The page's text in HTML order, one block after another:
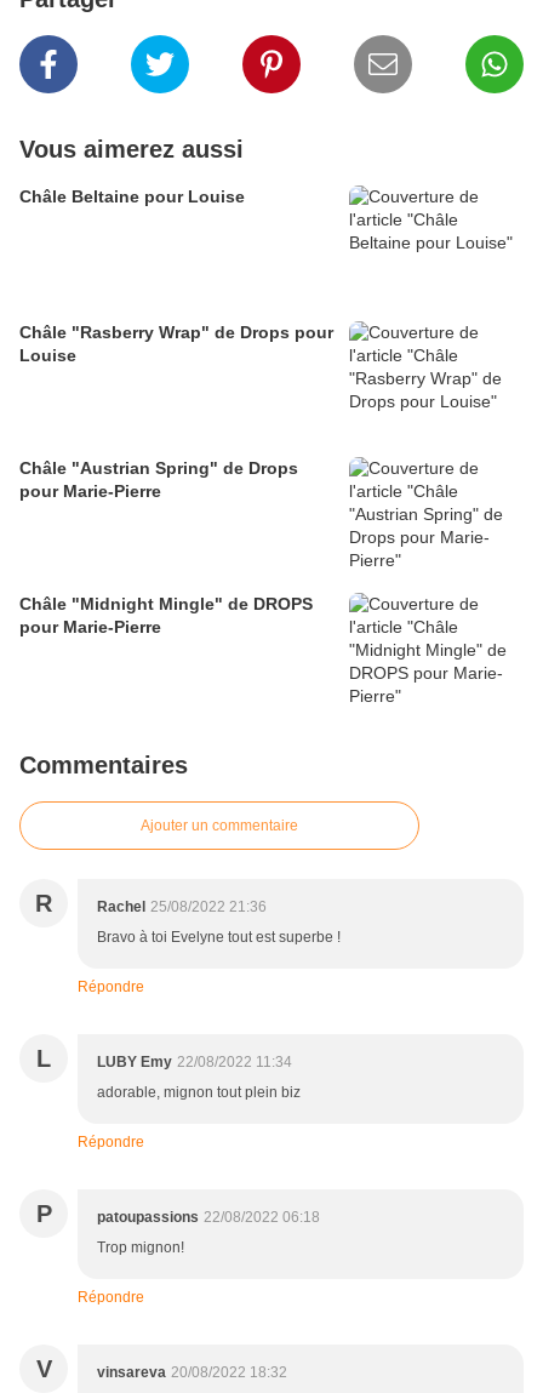
Vous aimerez aussi
Châle Beltaine pour Louise
Châle "Rasberry Wrap" de Drops pour
Louise
Châle "Austrian Spring" de Drops
pour Marie-Pierre
Châle "Midnight Mingle" de DROPS
pour Marie-Pierre
Commentaires
Ajouter un commentaire
R Rachel 25/08/2022 21:36
Bravo à toi Evelyne tout est superbe !
Répondre
L LUBY Emy 22/08/2022 11:34
adorable, mignon tout plein biz
Répondre
P patoupassions 22/08/2022 06:18
Trop mignon!
Répondre
V vinsareva 20/08/2022 18:32